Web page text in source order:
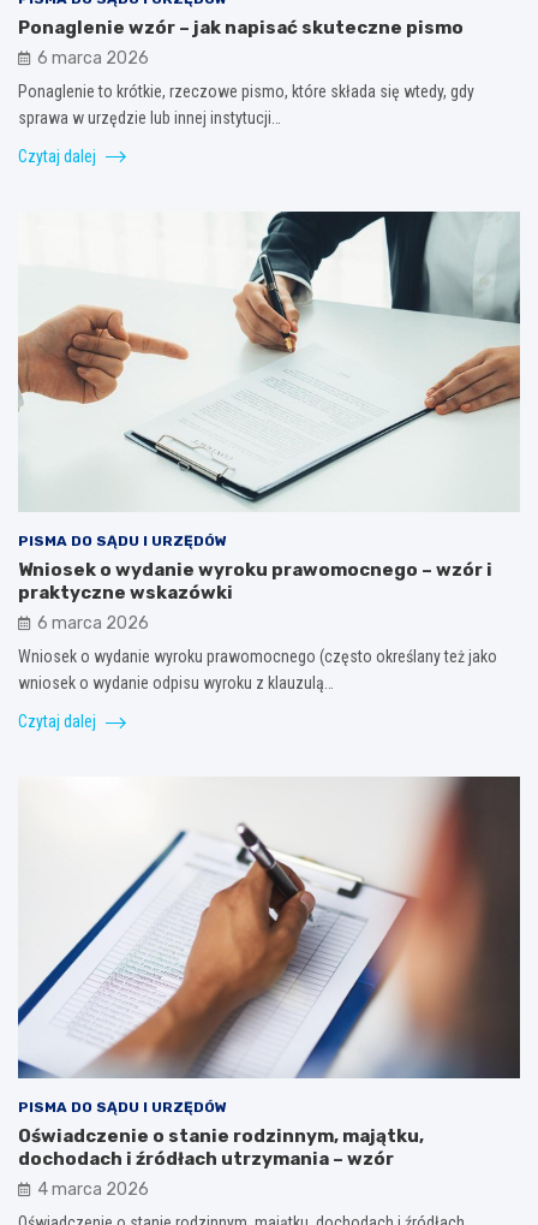
Ponaglenie wzór – jak napisać skuteczne pismo
6 marca 2026
Ponaglenie to krótkie, rzeczowe pismo, które składa się wtedy, gdy
sprawa w urzędzie lub innej instytucji…
Czytaj dalej
PISMA DO SĄDU I URZĘDÓW
Wniosek o wydanie wyroku prawomocnego – wzór i
praktyczne wskazówki
6 marca 2026
Wniosek o wydanie wyroku prawomocnego (często określany też jako
wniosek o wydanie odpisu wyroku z klauzulą…
Czytaj dalej
PISMA DO SĄDU I URZĘDÓW
Oświadczenie o stanie rodzinnym, majątku,
dochodach i źródłach utrzymania – wzór
4 marca 2026